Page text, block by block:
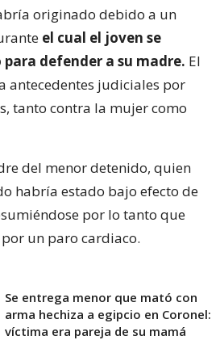
originado debido a un
el cual el joven se
defender a su madre. El
antecedentes judiciales por
tanto contra la mujer como
del menor detenido, quien
habría estado bajo efecto de
por lo tanto que
un paro cardiaco.
Se entrega menor que mató con
arma hechiza a egipcio en Coronel:
víctima era pareja de su mamá